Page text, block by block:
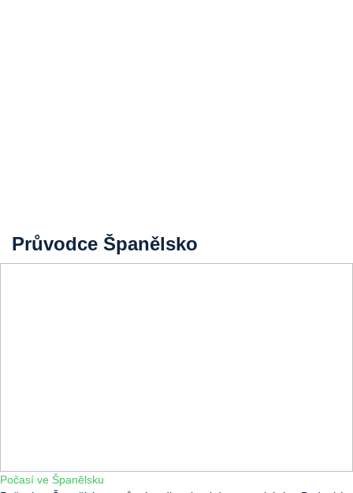
Průvodce Španělsko
Počasí ve Španělsku